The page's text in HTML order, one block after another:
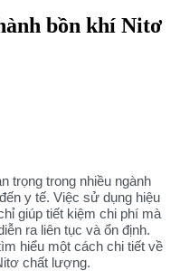
bồn khí Nitơ
trọng trong nhiều ngành
y tế. Việc sử dụng hiệu
giúp tiết kiệm chi phí mà
ra liên tục và ổn định.
hiểu một cách chi tiết về
chất lượng.